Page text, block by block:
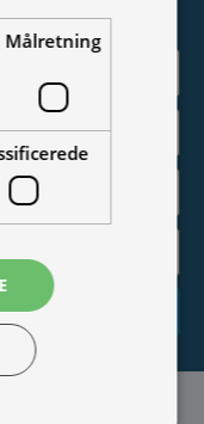
Målretning